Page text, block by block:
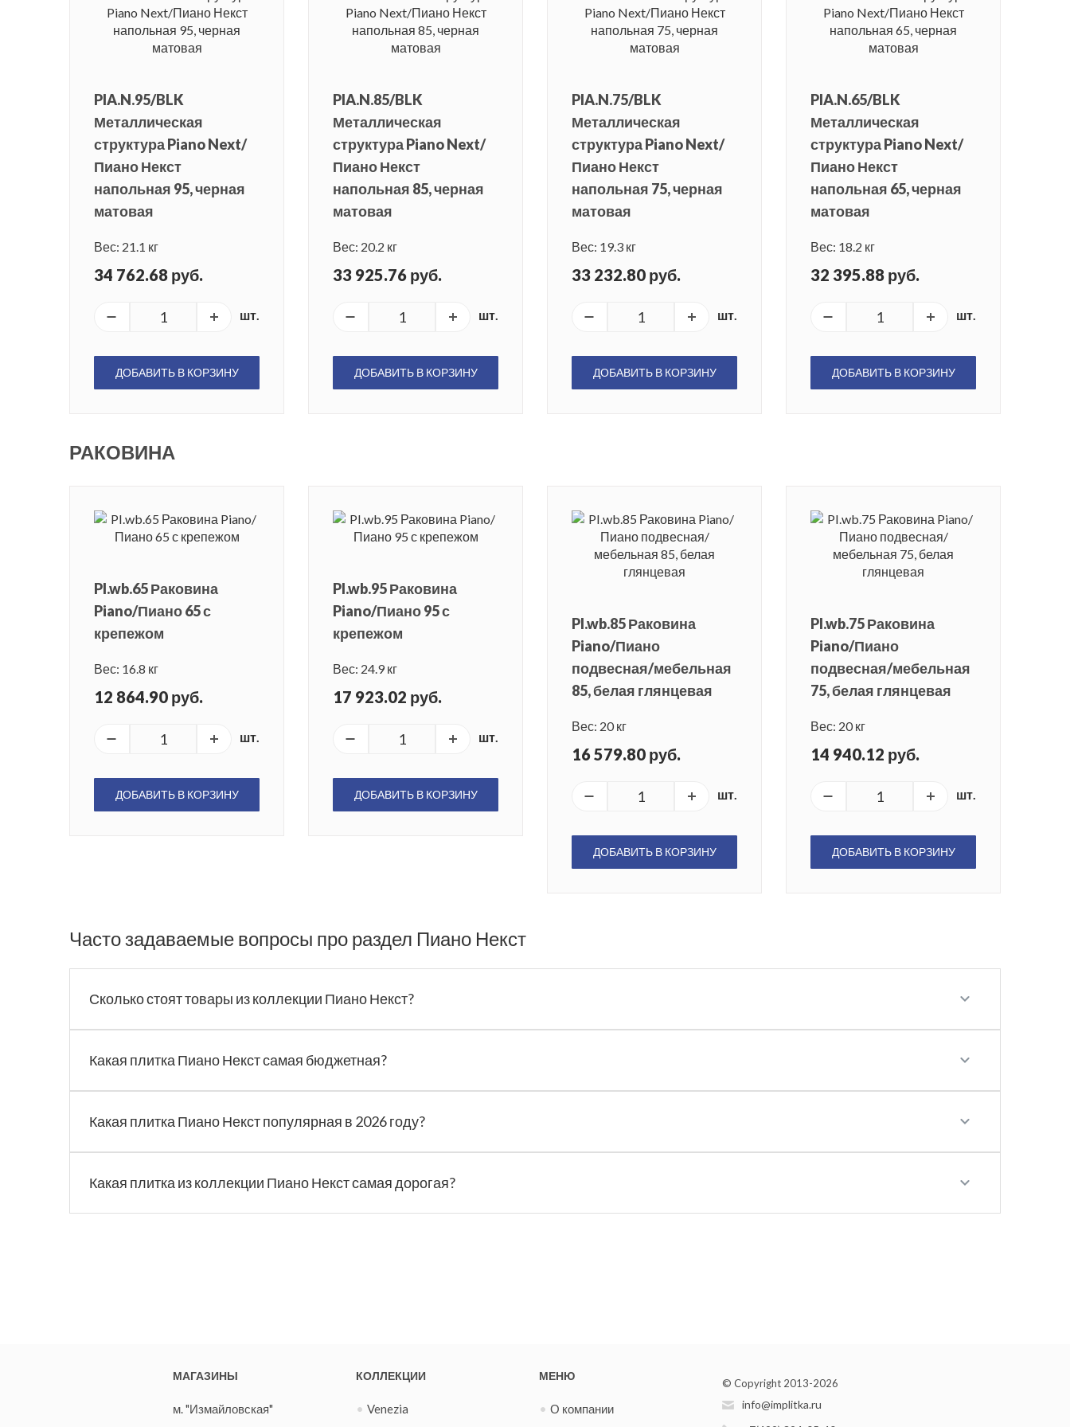
PIA.N.95/BLK
Металлическая
структура Piano Next/
Пиано Некст
напольная 95, черная
матовая
Вес: 21.1 кг
34 762.68 руб.
шт.
ДОБАВИТЬ В КОРЗИНУ
PIA.N.85/BLK
Металлическая
структура Piano Next/
Пиано Некст
напольная 85, черная
матовая
Вес: 20.2 кг
33 925.76 руб.
шт.
ДОБАВИТЬ В КОРЗИНУ
PIA.N.75/BLK
Металлическая
структура Piano Next/
Пиано Некст
напольная 75, черная
матовая
Вес: 19.3 кг
33 232.80 руб.
шт.
ДОБАВИТЬ В КОРЗИНУ
PIA.N.65/BLK
Металлическая
структура Piano Next/
Пиано Некст
напольная 65, черная
матовая
Вес: 18.2 кг
32 395.88 руб.
шт.
ДОБАВИТЬ В КОРЗИНУ
РАКОВИНА
PI.wb.65 Раковина
Piano/Пиано 65 с
крепежом
Вес: 16.8 кг
12 864.90 руб.
шт.
ДОБАВИТЬ В КОРЗИНУ
PI.wb.95 Раковина
Piano/Пиано 95 с
крепежом
Вес: 24.9 кг
17 923.02 руб.
шт.
ДОБАВИТЬ В КОРЗИНУ
PI.wb.85 Раковина
Piano/Пиано
подвесная/мебельная
85, белая глянцевая
Вес: 20 кг
16 579.80 руб.
шт.
ДОБАВИТЬ В КОРЗИНУ
PI.wb.75 Раковина
Piano/Пиано
подвесная/мебельная
75, белая глянцевая
Вес: 20 кг
14 940.12 руб.
шт.
ДОБАВИТЬ В КОРЗИНУ
Часто задаваемые вопросы про раздел Пиано Некст
Сколько стоят товары из коллекции Пиано Некст?
Какая плитка Пиано Некст самая бюджетная?
Какая плитка Пиано Некст популярная в 2026 году?
Какая плитка из коллекции Пиано Некст самая дорогая?
МАГАЗИНЫ
м. "Измайловская"
КОЛЛЕКЦИИ
Venezia
МЕНЮ
О компании
© Copyright 2013-2026
info@implitka.ru